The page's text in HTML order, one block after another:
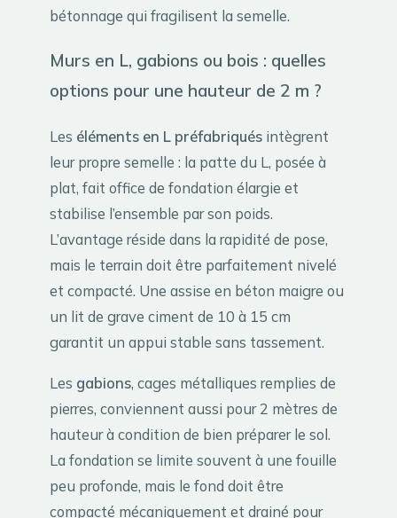
bétonnage qui fragilisent la semelle.
Murs en L, gabions ou bois : quelles
options pour une hauteur de 2 m ?
Les éléments en L préfabriqués intègrent
leur propre semelle : la patte du L, posée à
plat, fait office de fondation élargie et
stabilise l’ensemble par son poids.
L’avantage réside dans la rapidité de pose,
mais le terrain doit être parfaitement nivelé
et compacté. Une assise en béton maigre ou
un lit de grave ciment de 10 à 15 cm
garantit un appui stable sans tassement.
Les gabions, cages métalliques remplies de
pierres, conviennent aussi pour 2 mètres de
hauteur à condition de bien préparer le sol.
La fondation se limite souvent à une fouille
peu profonde, mais le fond doit être
compacté mécaniquement et drainé pour